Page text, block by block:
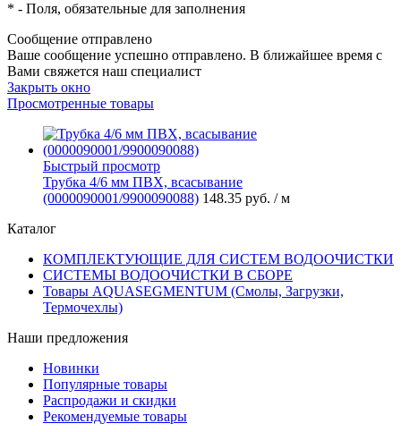
* - Поля, обязательные для заполнения
Сообщение отправлено
Ваше сообщение успешно отправлено. В ближайшее время с
Вами свяжется наш специалист
Закрыть окно
Просмотренные товары
Быстрый просмотр
Трубка 4/6 мм ПВХ, всасывание
(0000090001/9900090088) 148.35 руб. / м
Каталог
КОМПЛЕКТУЮЩИЕ ДЛЯ СИСТЕМ ВОДООЧИСТКИ
СИСТЕМЫ ВОДООЧИСТКИ В СБОРЕ
Товары AQUASEGMENTUM (Смолы, Загрузки,
Термочехлы)
Наши предложения
Новинки
Популярные товары
Распродажи и скидки
Рекомендуемые товары